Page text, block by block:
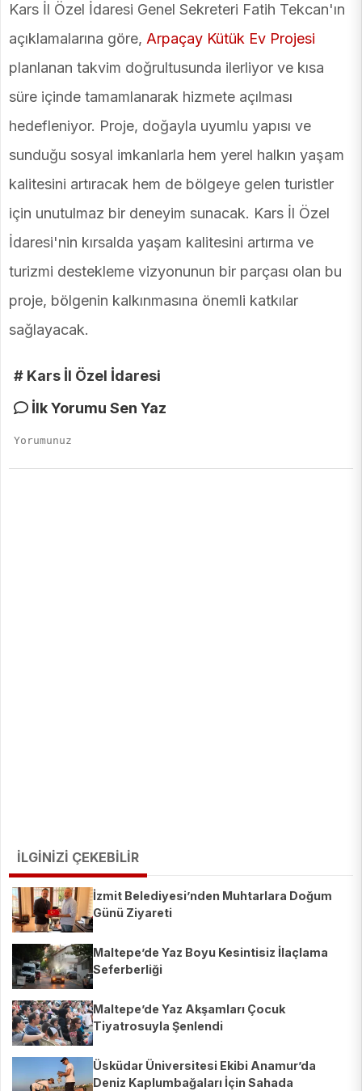
Kars İl Özel İdaresi Genel Sekreteri Fatih Tekcan'ın
açıklamalarına göre, Arpaçay Kütük Ev Projesi
planlanan takvim doğrultusunda ilerliyor ve kısa
süre içinde tamamlanarak hizmete açılması
hedefleniyor. Proje, doğayla uyumlu yapısı ve
sunduğu sosyal imkanlarla hem yerel halkın yaşam
kalitesini artıracak hem de bölgeye gelen turistler
için unutulmaz bir deneyim sunacak. Kars İl Özel
İdaresi'nin kırsalda yaşam kalitesini artırma ve
turizmi destekleme vizyonunun bir parçası olan bu
proje, bölgenin kalkınmasına önemli katkılar
sağlayacak.
# Kars İl Özel İdaresi
İlk Yorumu Sen Yaz
İLGİNİZİ ÇEKEBİLİR
İzmit Belediyesi’nden Muhtarlara Doğum
Günü Ziyareti
Maltepe’de Yaz Boyu Kesintisiz İlaçlama
Seferberliği
Maltepe’de Yaz Akşamları Çocuk
Tiyatrosuyla Şenlendi
Üsküdar Üniversitesi Ekibi Anamur’da
Deniz Kaplumbağaları İçin Sahada